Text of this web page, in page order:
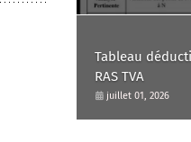
Tableau
RAS TVA
juillet 01, 2026